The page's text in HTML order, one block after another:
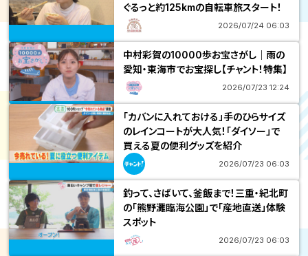
2026/07/24 06:03
ぐるっと約125kmの自転車旅スタート！
2026/07/23 12:24
中村彩賀の10000歩お宝さがし｜雨の
愛知・東海市でお宝探し【チャント！特集】
2026/07/23 06:03
「カバンに入れておける」手のひらサイズ
のレインコートが大人気！「ダイソー」で
買える夏の便利グッズを紹介
2026/07/23 06:03
釣って、さばいて、釜飯まで！三重・紀北町
の「熊野灘臨海公園」で「産地直送」体験
スポット